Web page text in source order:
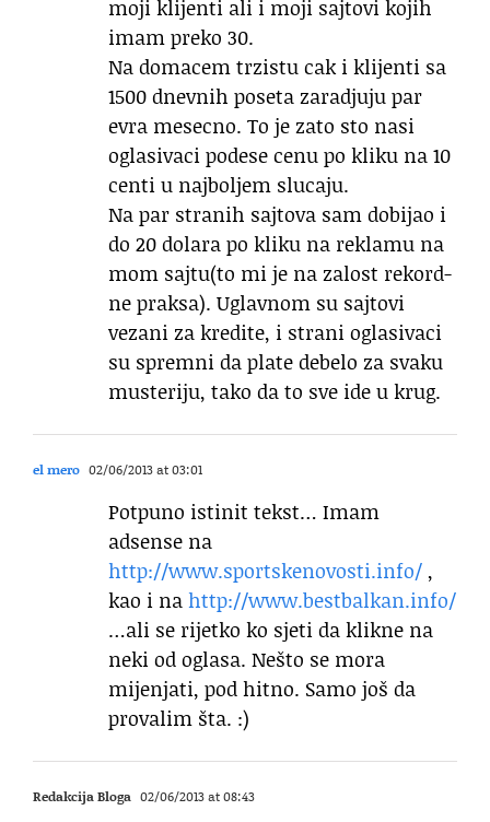
moji klijenti ali i moji sajtovi kojih
imam preko 30.
Na domacem trzistu cak i klijenti sa
1500 dnevnih poseta zaradjuju par
evra mesecno. To je zato sto nasi
oglasivaci podese cenu po kliku na 10
centi u najboljem slucaju.
Na par stranih sajtova sam dobijao i
do 20 dolara po kliku na reklamu na
mom sajtu(to mi je na zalost rekord-
ne praksa). Uglavnom su sajtovi
vezani za kredite, i strani oglasivaci
su spremni da plate debelo za svaku
musteriju, tako da to sve ide u krug.
el mero 02/06/2013 at 03:01
Potpuno istinit tekst… Imam
adsense na
http://www.sportskenovosti.info/,
kao i nahttp://www.bestbalkan.info/
…ali se rijetko ko sjeti da klikne na
neki od oglasa. Nešto se mora
mijenjati, pod hitno. Samo još da
provalim šta. :)
Redakcija Bloga 02/06/2013 at 08:43